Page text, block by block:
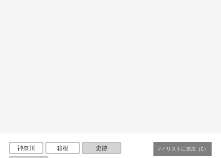
神奈川 箱根 史跡